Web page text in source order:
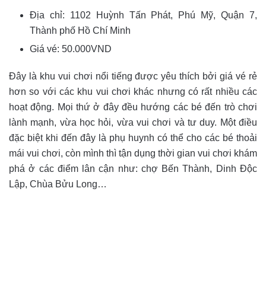
Địa chỉ: 1102 Huỳnh Tấn Phát, Phú Mỹ, Quận 7,
Thành phố Hồ Chí Minh
Giá vé: 50.000VND
Đây là khu vui chơi nổi tiếng được yêu thích bởi giá vé rẻ
hơn so với các khu vui chơi khác nhưng có rất nhiều các
hoạt động. Mọi thứ ở đây đều hướng các bé đến trò chơi
lành mạnh, vừa học hỏi, vừa vui chơi và tư duy. Một điều
đặc biệt khi đến đây là phụ huynh có thể cho các bé thoải
mái vui chơi, còn mình thì tận dụng thời gian vui chơi khám
phá ở các điểm lân cận như: chợ Bến Thành, Dinh Độc
Lập, Chùa Bửu Long…